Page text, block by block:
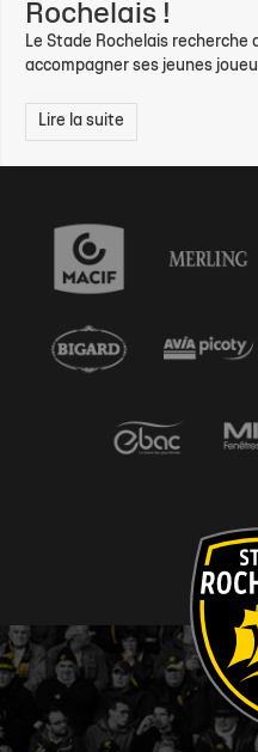
Rochelais !
Le Stade Rochelais recherche
accompagner ses jeunes
Lire la suite